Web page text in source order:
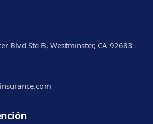
Blvd Ste B, Westminster, CA 92683